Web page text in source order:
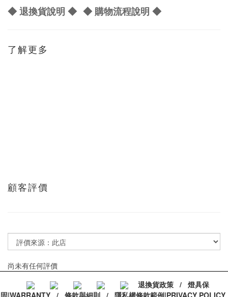
◆ 退換貨說明 ◆ ◆ 購物流程說明 ◆
了解更多
顧客評價
尚未有任何評價
退換貨政策 / 燈具保
固|WARRANTY / 條款與細則 / 隱私權條款範例|PRIVACY POLICY